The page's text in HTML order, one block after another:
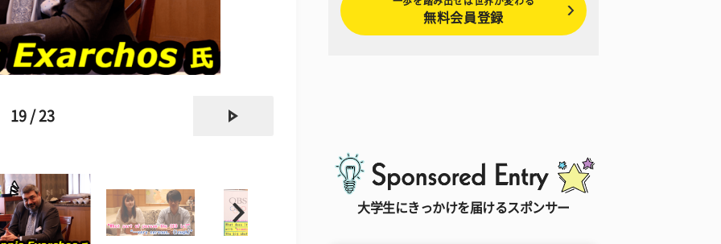
19 / 23
無料会員登録
大学生にきっかけを届けるスポンサー